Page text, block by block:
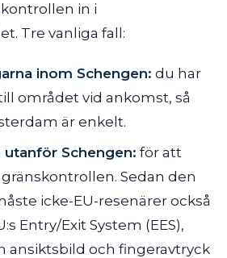
in i
Tre vanliga fall:
inom Schengen: du har
området vid ankomst, så
är enkelt.
Schengen: för att
Sedan den
icke-EU-resenärer också
Entry/Exit System (EES),
ansiktsbild och fingeravtryck